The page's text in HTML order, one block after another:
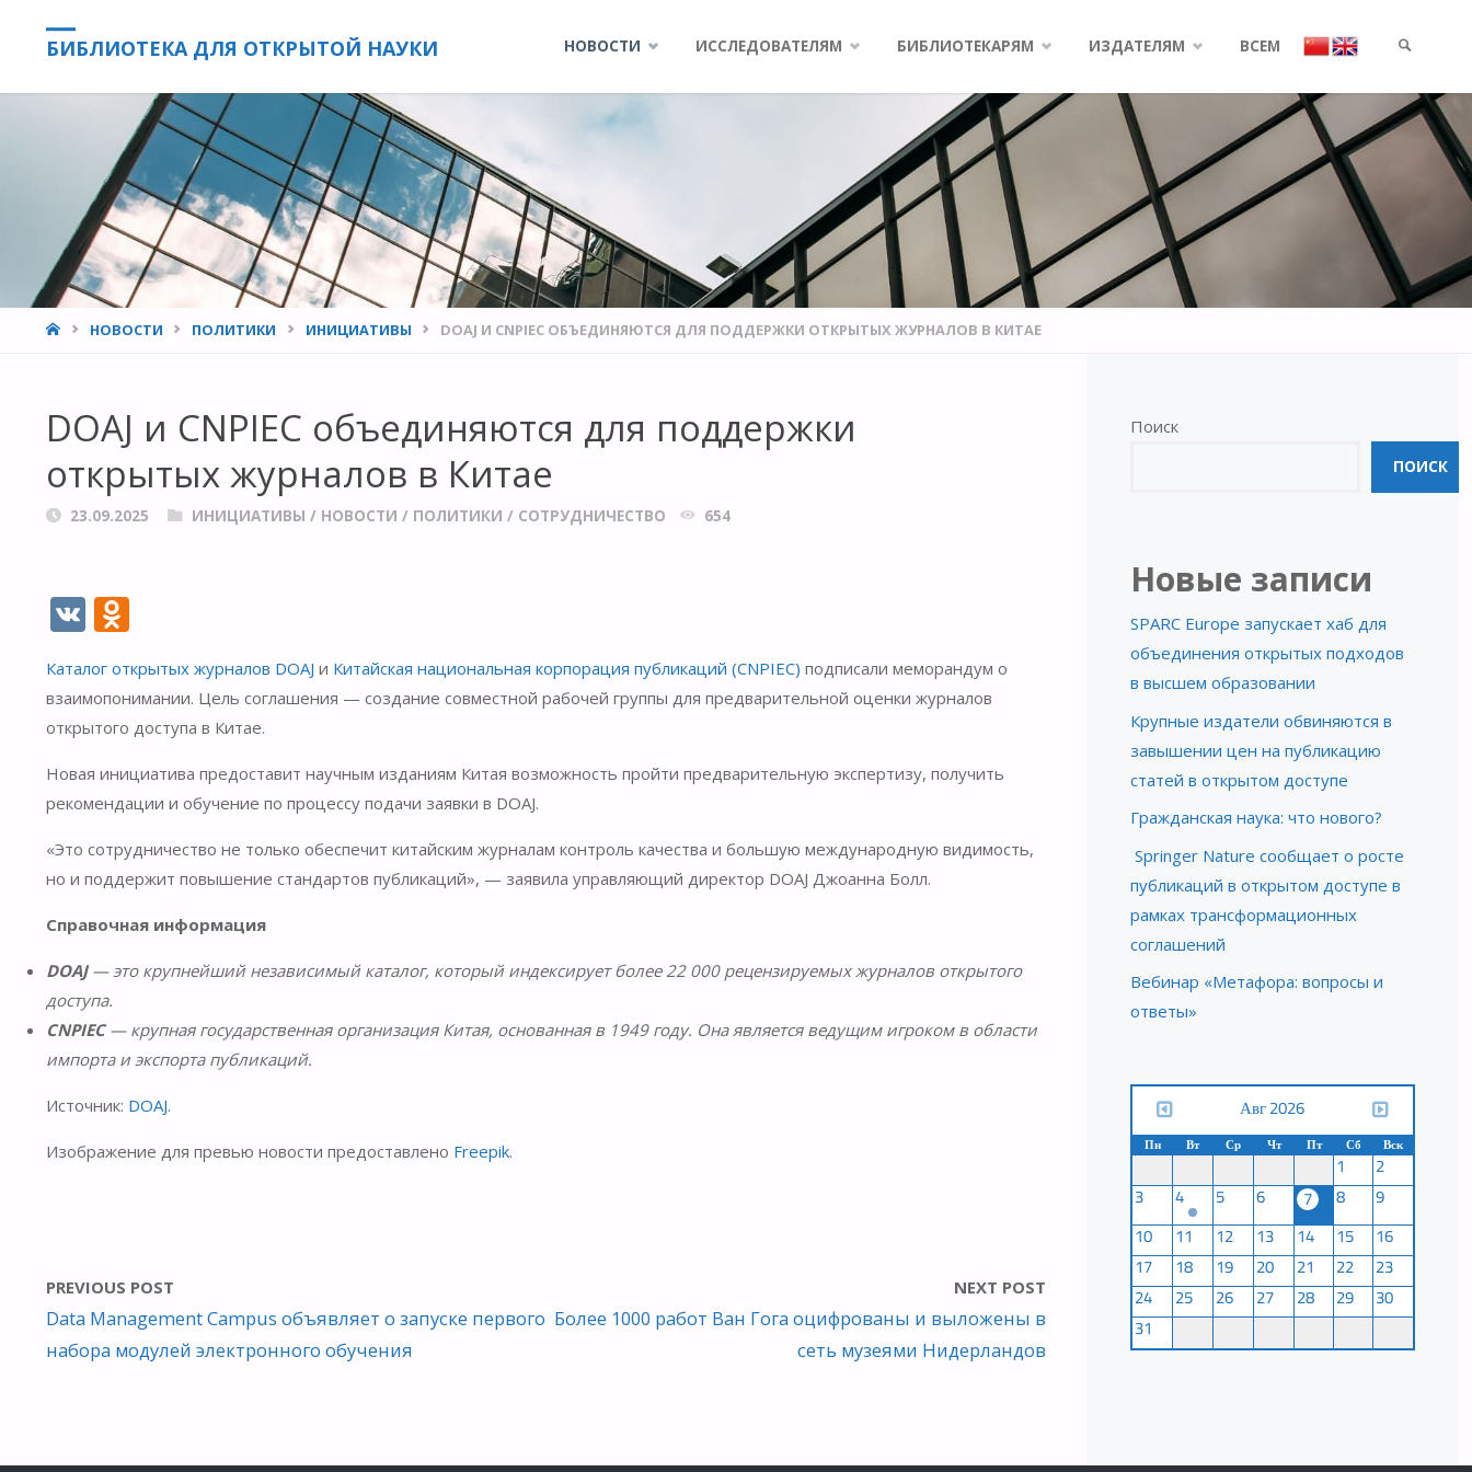
БИБЛИОТЕКА ДЛЯ ОТКРЫТОЙ НАУКИ НОВОСТИ ИССЛЕДОВАТЕЛЯМ БИБЛИОТЕКАРЯМ ИЗДАТЕЛЯМ ВСЕМ
SEARCH
HOMEНОВОСТИ ПОЛИТИКИ ИНИЦИАТИВЫ DOAJ И CNPIEC ОБЪЕДИНЯЮТСЯ ДЛЯ ПОДДЕРЖКИ ОТКРЫТЫХ ЖУРНАЛОВ В КИТАЕ
DOAJ и CNPIEC объединяются для поддержки
открытых журналов в Китае
23.09.2025 ИНИЦИАТИВЫ / НОВОСТИ / ПОЛИТИКИ / СОТРУДНИЧЕСТВО 654
V
n
o
as
s
ni
ki
Каталог открытых журналов DOAJ и Китайская национальная корпорация публикаций (CNPIEC) подписали меморандум о
взаимопонимании. Цель соглашения — создание совместной рабочей группы для предварительной оценки журналов
открытого доступа в Китае.
Новая инициатива предоставит научным изданиям Китая возможность пройти предварительную экспертизу, получить
рекомендации и обучение по процессу подачи заявки в DOAJ.
«Это сотрудничество не только обеспечит китайским журналам контроль качества и большую международную видимость,
но и поддержит повышение стандартов публикаций», — заявила управляющий директор DOAJ Джоанна Болл.
Справочная информация
DOAJ— это крупнейший независимый каталог, который индексирует более 22 000 рецензируемых журналов открытого
доступа.
CNPIEC— крупная государственная организация Китая, основанная в 1949 году. Она является ведущим игроком в области
импорта и экспорта публикаций.
Источник: DOAJ.
Изображение для превью новости предоставлено Freepik.
PREVIOUS POST
Data Management Campus объявляет о запуске первого
набора модулей электронного обучения
NEXT POST
Более 1000 работ Ван Гога оцифрованы и выложены в
сеть музеями Нидерландов
Поиск
ПОИСК
Новые записи
SPARC Europe запускает хаб для
объединения открытых подходов
в высшем образовании
Крупные издатели обвиняются в
завышении цен на публикацию
статей в открытом доступе
Гражданская наука: что нового?
Springer Nature сообщает о росте
публикаций в открытом доступе в
рамках трансформационных
соглашений
Вебинар «Метафора: вопросы и
ответы»
Авг 2026
Пн Вт Ср Чт Пт Сб Вск
1
2
3
4 5 6 7 8
9
10
11 12 13 14 15
16
17
18 19 20 21 22
23
24
25 26 27 28 29
30
31